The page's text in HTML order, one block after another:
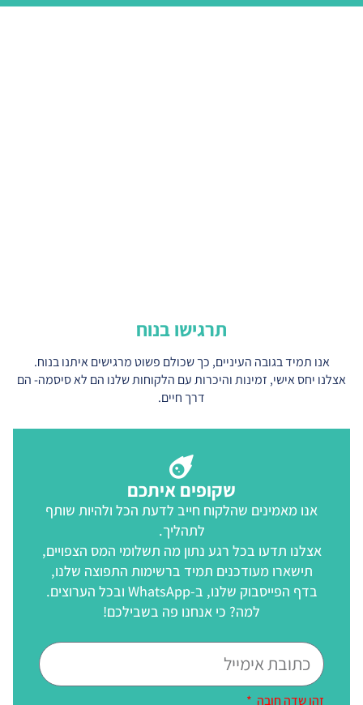
תרגישו בנוח
אנו תמיד בגובה העיניים, כך שכולם פשוט מרגישים איתנו בנוח.
יחס אישי, זמינות והיכרות עם הלקוחות שלנו הם לא סיסמה- הם
דרך חיים.
שקופים איתכם
אנו מאמינים שהלקוח חייב לדעת הכל ולהיות שותף
לתהליך.
אצלנו תדעו בכל רגע נתון מה תשלומי המס הצפויים,
תישארו מעודכנים תמיד ברשימות התפוצה שלנו,
בדף הפייסבוק שלנו, ב-WhatsApp ובכל הערוצים.
למה? כי אנחנו פה בשבילכם!
זהו שדה חובה